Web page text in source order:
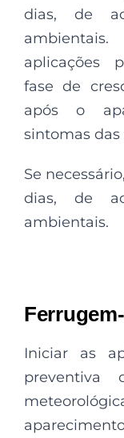
dias, de
aplicações
fase de
após o
sintomas das
Se
dias, de
ambientais.
Iniciar as
preventiva